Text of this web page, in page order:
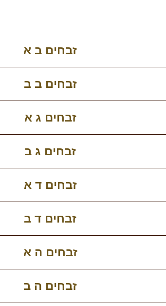
זבחים ב א
זבחים ב ב
זבחים ג א
זבחים ג ב
זבחים ד א
זבחים ד ב
זבחים ה א
זבחים ה ב